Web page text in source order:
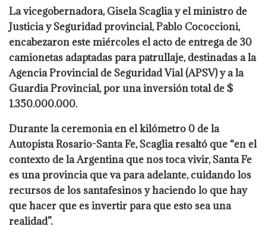
La vicegobernadora, Gisela Scaglia y el ministro de
Justicia y Seguridad provincial, Pablo Cococcioni,
encabezaron este miércoles el acto de entrega de 30
camionetas adaptadas para patrullaje, destinadas a la
Agencia Provincial de Seguridad Vial (APSV) y a la
Guardia Provincial, por una inversión total de $
1.350.000.000.
Durante la ceremonia en el kilómetro 0 de la
Autopista Rosario-Santa Fe, Scaglia resaltó que “en el
contexto de la Argentina que nos toca vivir, Santa Fe
es una provincia que va para adelante, cuidando los
recursos de los santafesinos y haciendo lo que hay
que hacer que es invertir para que esto sea una
realidad”.